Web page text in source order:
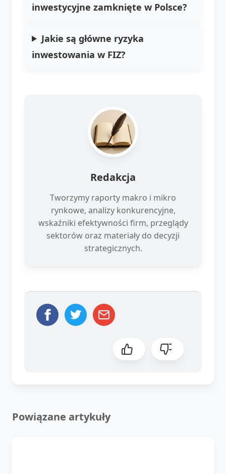
inwestycyjne zamknięte w Polsce?
Jakie są główne ryzyka
inwestowania w FIZ?
Redakcja
Tworzymy raporty makro i mikro
rynkowe, analizy konkurencyjne,
wskaźniki efektywności firm, przeglądy
sektorów oraz materiały do decyzji
strategicznych.
Powiązane artykuły